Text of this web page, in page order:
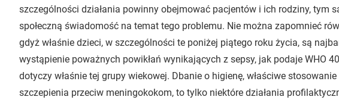
szczególności działania powinny obejmować pacjentów i ich rodziny, tym
społeczną świadomość na temat tego problemu. Nie można zapomnieć
gdyż właśnie dzieci, w szczególności te poniżej piątego roku życia, są
wystąpienie poważnych powikłań wynikających z sepsy, jak podaje WHO
dotyczy właśnie tej grupy wiekowej. Dbanie o higienę, właściwe
szczepienia przeciw meningokokom, to tylko niektóre działania